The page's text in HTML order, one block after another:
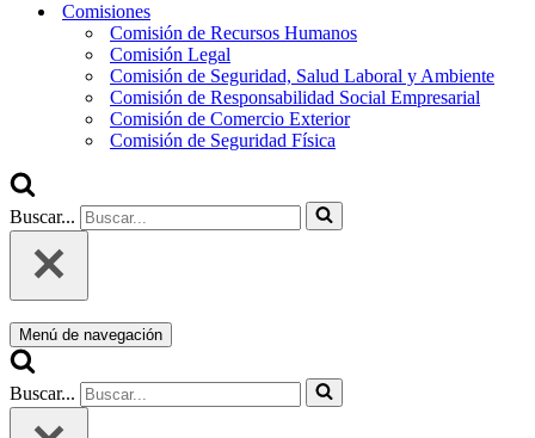
Comisiones
Comisión de Recursos Humanos
Comisión Legal
Comisión de Seguridad, Salud Laboral y Ambiente
Comisión de Responsabilidad Social Empresarial
Comisión de Comercio Exterior
Comisión de Seguridad Física
Buscar...
Menú de navegación
Buscar...